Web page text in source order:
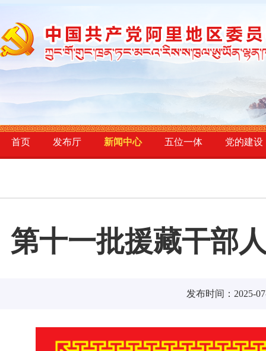
首页 发布厅 新闻中心 五位一体 党的建设
第十一批援藏干部
发布时间：2025-